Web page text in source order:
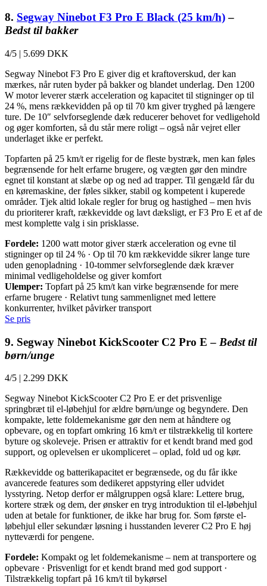
8. Segway Ninebot F3 Pro E Black (25 km/h)–
Bedst til bakker
4/5 | 5.699 DKK
Segway Ninebot F3 Pro E giver dig et kraftoverskud, der kan
mærkes, når ruten byder på bakker og blandet underlag. Den 1200
W motor leverer stærk acceleration og kapacitet til stigninger op til
24 %, mens rækkevidden på op til 70 km giver tryghed på længere
ture. De 10″ selvforseglende dæk reducerer behovet for vedligehold
og øger komforten, så du står mere roligt – også når vejret eller
underlaget ikke er perfekt.
Topfarten på 25 km/t er rigelig for de fleste bystræk, men kan føles
begrænsende for helt erfarne brugere, og vægten gør den mindre
egnet til konstant at slæbe op og ned ad trapper. Til gengæld får du
en køremaskine, der føles sikker, stabil og kompetent i kuperede
områder. Tjek altid lokale regler for brug og hastighed – men hvis
du prioriterer kraft, rækkevidde og lavt dæksligt, er F3 Pro E et af de
mest komplette valg i sin prisklasse.
Fordele: 1200 watt motor giver stærk acceleration og evne til
stigninger op til 24 % · Op til 70 km rækkevidde sikrer lange ture
uden genopladning · 10-tommer selvforseglende dæk kræver
minimal vedligeholdelse og giver komfort
Ulemper: Topfart på 25 km/t kan virke begrænsende for mere
erfarne brugere · Relativt tung sammenlignet med lettere
konkurrenter, hvilket påvirker transport
Se pris
9. Segway Ninebot KickScooter C2 Pro E – Bedst til
børn/unge
4/5 | 2.299 DKK
Segway Ninebot KickScooter C2 Pro E er det prisvenlige
springbræt til el-løbehjul for ældre børn/unge og begyndere. Den
kompakte, lette foldemekanisme gør den nem at håndtere og
opbevare, og en topfart omkring 16 km/t er tilstrækkelig til kortere
byture og skoleveje. Prisen er attraktiv for et kendt brand med god
support, og oplevelsen er ukompliceret – oplad, fold ud og kør.
Rækkevidde og batterikapacitet er begrænsede, og du får ikke
avancerede features som dedikeret appstyring eller udvidet
lysstyring. Netop derfor er målgruppen også klare: Lettere brug,
kortere stræk og dem, der ønsker en tryg introduktion til el-løbehjul
uden at betale for funktioner, de ikke har brug for. Som første el-
løbehjul eller sekundær løsning i husstanden leverer C2 Pro E høj
nytteværdi for pengene.
Fordele: Kompakt og let foldemekanisme – nem at transportere og
opbevare · Prisvenligt for et kendt brand med god support ·
Tilstrækkelig topfart på 16 km/t til bykørsel